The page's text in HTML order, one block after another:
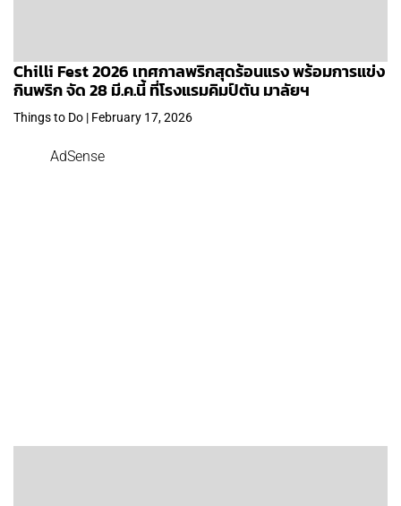
Chilli Fest 2026 เทศกาลพริกสุดร้อนแรง พร้อมการแข่ง
กินพริก จัด 28 มี.ค.นี้ ที่โรงแรมคิมป์ตัน มาลัยฯ
Things to Do | February 17, 2026
AdSense